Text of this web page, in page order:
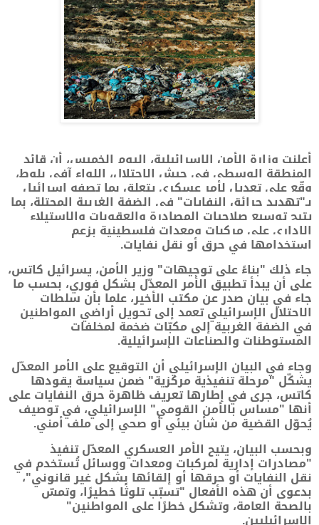
أعلنت وزارة الأمن الإسرائيلية، اليوم الخميس، أن قائد
المنطقة الوسطى في جيش الاحتلال، اللواء آفي بلوط،
وقّع على تعديل لأمر عسكري يتعلق بما تصفه إسرائيل
بـ"تهديد حرائق النفايات" في الضفة الغربية المحتلة، بما
يتيح توسيع صلاحيات المصادرة والعقوبات والاستيلاء
الإداري على مركبات ومعدات فلسطينية بزعم
استخدامها في حرق أو نقل نفايات.
جاء ذلك "بناءً على توجيهات" وزير الأمن، يسرائيل كاتس،
على أن يبدأ تطبيق الأمر المعدّل بشكل فوري، بحسب ما
جاء في بيان صدر عن مكتب الأخير، علما بأن سلطات
الاحتلال الإسرائيلي تعمد إلى تحويل أراضي المواطنين
في الضفة الغربية إلى مكبّات ضخمة لمخلفات
المستوطنات والصناعات الإسرائيلية.
وجاء في البيان الإسرائيلي أن التوقيع على الأمر المعدّل
يشكّل "مرحلة تنفيذية مركزية" ضمن سياسة يقودها
كاتس، جرى في إطارها تعريف ظاهرة حرق النفايات على
أنها "مساس بالأمن القومي" الإسرائيلي، في توصيف
يُحوّل القضية من شأن بيئي أو صحي إلى ملف أمني.
وبحسب البيان، يتيح الأمر العسكري المعدّل تنفيذ
"مصادرات إدارية لمركبات ومعدات ووسائل تُستخدم في
نقل النفايات أو حرقها أو إلقائها بشكل غير قانوني"،
بدعوى أن هذه الأفعال "تسبّب تلوثًا خطيرًا، وتمسّ
بالصحة العامة، وتشكل خطرًا على المواطنين"